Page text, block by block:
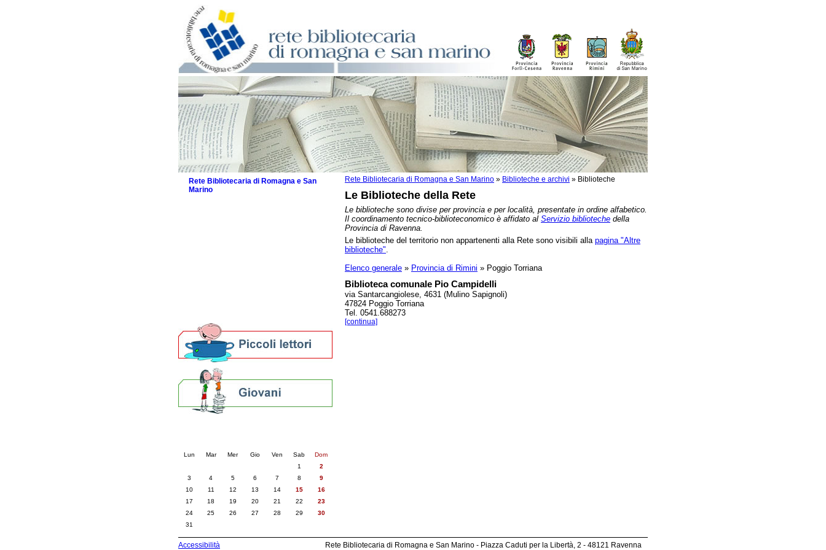
Rete Bibliotecaria di Romagna e San Marino » Biblioteche e archivi » Biblioteche
Le Biblioteche della Rete
Le biblioteche sono divise per provincia e per località, presentate in ordine alfabetico.
Il coordinamento tecnico-biblioteconomico è affidato al Servizio biblioteche della
Provincia di Ravenna.
Le biblioteche del territorio non appartenenti alla Rete sono visibili alla pagina "Altre
biblioteche".
Elenco generale » Provincia di Rimini » Poggio Torriana
Biblioteca comunale Pio Campidelli
via Santarcangiolese, 4631 (Mulino Sapignoli)
47824 Poggio Torriana
Tel. 0541.688273
[continua]
Rete Bibliotecaria di Romagna e San
Marino
Lun Mar Mer Gio Ven Sab
Dom
1
2
3
4 5 6 7 8
9
10
11 12 13 14 15
16
17
18 19 20 21 22
23
24
25 26 27 28 29
30
31
Accessibilità
Rete Bibliotecaria di Romagna e San Marino - Piazza Caduti per la Libertà, 2 - 48121 Ravenna